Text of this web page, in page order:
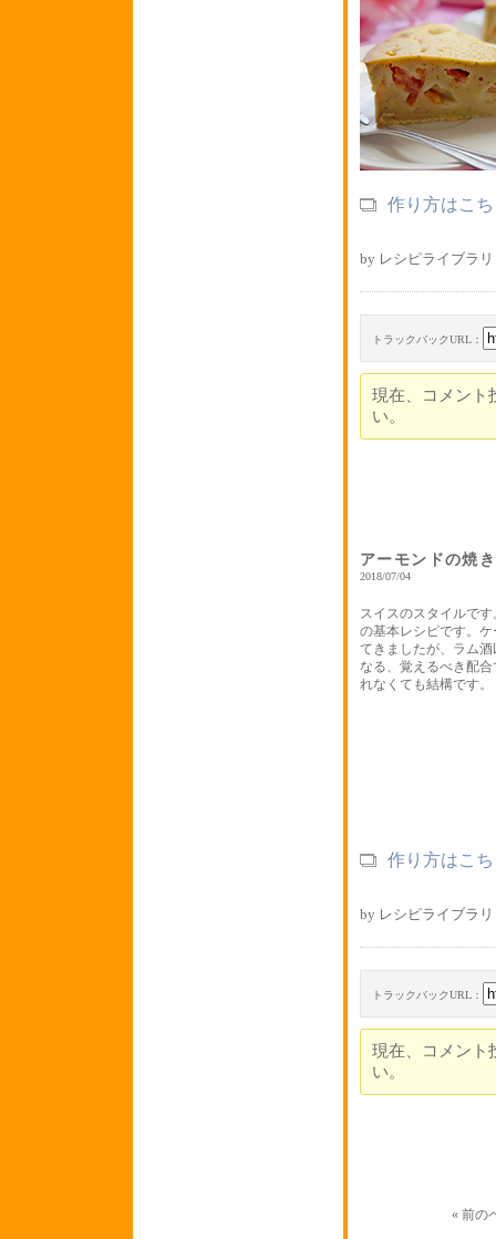
作り方はこ
by レシピライブラ
トラックバックURL：
現在、コメント
い。
アーモンドの焼
2018/07/04
スイスのスタイルで
の基本レシピです。
てきましたが、ラム
なる、覚えるべき配
れなくても結構です。
作り方はこ
by レシピライブラ
トラックバックURL：
現在、コメント
い。
« 前